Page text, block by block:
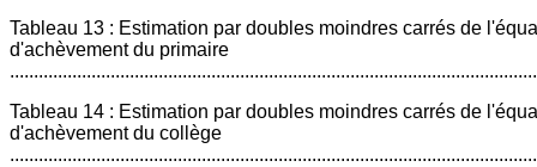
Tableau 13 : Estimation par doubles moindres carrés de
d'achèvement du primaire
Tableau 14 : Estimation par doubles moindres carrés de
d'achèvement du collège